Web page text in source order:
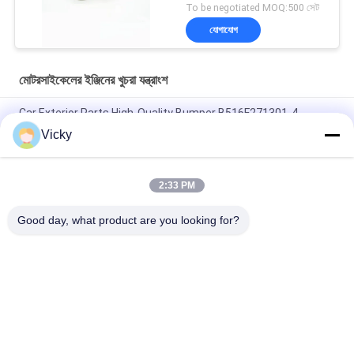
To be negotiated MOQ:500 সেট
যোগাযোগ
মোটরসাইকেলের ইঞ্জিনের খুচরা যন্ত্রাংশ
Car Exterior Parts High-Quality Bumper B516F271301-4
CHANAN OSHAN​ Z6 Starry White
স্টার্টার মোটর হন্ডা EX5 মোটরসাইকেল ইঞ্জিন খুচরা যন্ত্রাংশ সস্তা পাইকারি উচ্চ পারফরম্যান্স
Vicky
2:33 PM
Good day, what product are you looking for?